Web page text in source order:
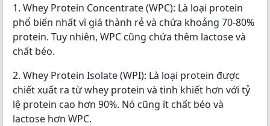
1. Whey Protein Concentrate (WPC): Là loại protein
phổ biến nhất vì giá thành rẻ và chứa khoảng 70-80%
protein. Tuy nhiên, WPC cũng chứa thêm lactose và
chất béo.
2. Whey Protein Isolate (WPI): Là loại protein được
chiết xuất ra từ whey protein và tinh khiết hơn với tỷ
lệ protein cao hơn 90%. Nó cũng ít chất béo và
lactose hơn WPC.